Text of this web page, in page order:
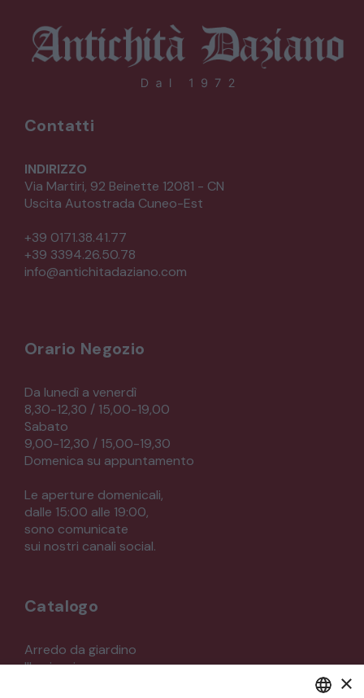
Contatti
INDIRIZZO
Via Martiri, 92 Beinette 12081 - CN
Uscita Autostrada Cuneo-Est
+39 0171.38.41.77
+39 3394.26.50.78
info@antichitadaziano.com
Orario Negozio
Da lunedì a venerdì
8,30-12,30 / 15,00-19,00
Sabato
9,00-12,30 / 15,00-19,30
Domenica su appuntamento
Le aperture domenicali,
dalle 15:00 alle 19:00,
sono comunicate
sui nostri canali social.
Catalogo
Arredo da giardino
Illuminazione
×